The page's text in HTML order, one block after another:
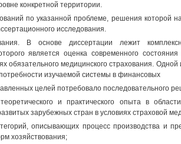
конкретной территории.
по указанной проблеме, решения которой
исследования.
В основе диссертации лежит
является оценка современного
обязательного медицинского страхования.
изучаемой системы в финансовых
целей потребовало последовательного
и практического опыта в
зарубежных стран в условиях страховой
описывающих процесс производства и
хозяйствования;